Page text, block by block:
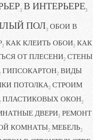
3 В ИНТЕРЬЕРЕ3
ПОЛ3 ОБОИ В
2 КАК КЛЕИТЬ ОБОИ2 КАК
ОТ ПЛЕСЕНИ2 СТЕНЫ
ГИПСОКАРТОН2 ВИДЫ
ПОТОЛКА2 СТРОИМ
ПЛАСТИКОВЫХ ОКОН2
ДВЕРИ2 РЕМОНТ
КОМНАТЫ2 МЕБЕЛЬ2